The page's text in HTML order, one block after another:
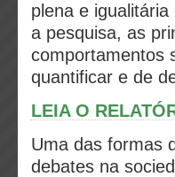
plena e
a pesquisa, as
comportamentos
quantificar e de
LEIA O
Uma das formas
debates na